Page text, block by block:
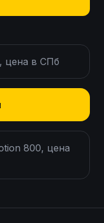
цена в СПб
800, цена